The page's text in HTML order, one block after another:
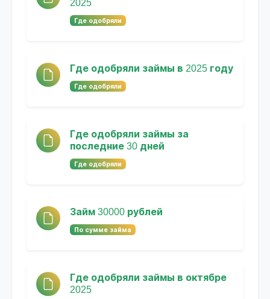
2025
Где одобряли
Где одобряли займы в 2025 году
Где одобряли
Где одобряли займы за
последние 30 дней
Где одобряли
Займ 30000 рублей
По сумме займа
Где одобряли займы в октябре
2025